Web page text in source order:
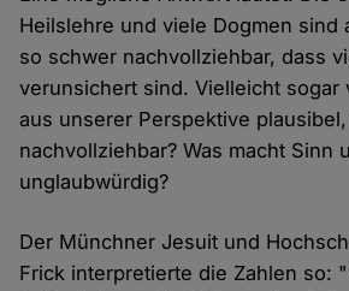
Heilslehre und viele Dogmen sind
so schwer nachvollziehbar, dass
verunsichert sind. Vielleicht sogar
aus unserer Perspektive
nachvollziehbar? Was macht Sinn
unglaubwürdig?
Der Münchner Jesuit und
Frick interpretierte die Zahlen so: